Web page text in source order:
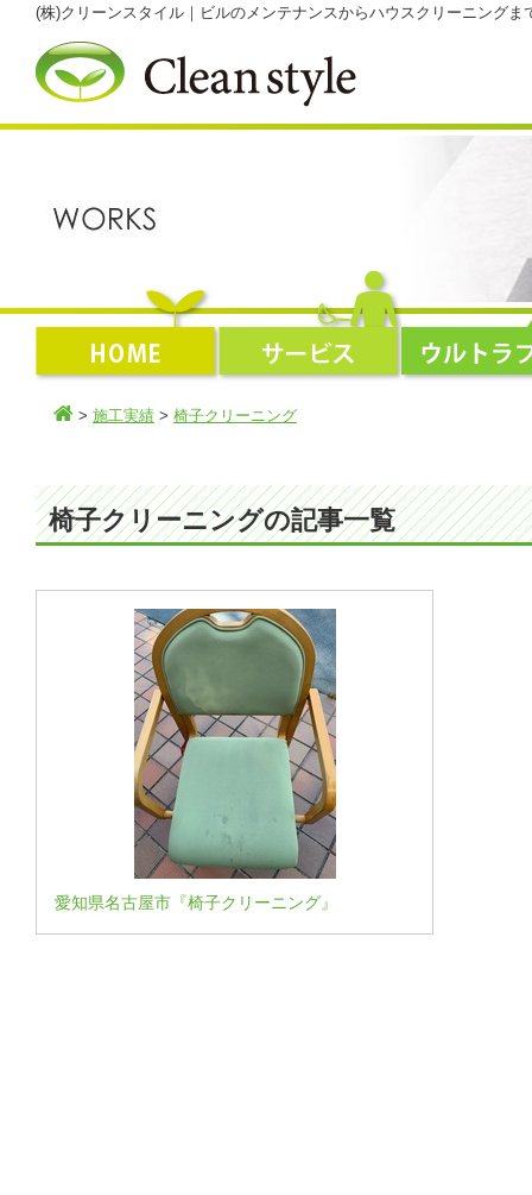
(株)クリーンスタイル｜ビルのメンテナンスからハウスクリーニング
> 施工実績 > 椅子クリーニング
椅子クリーニングの記事一覧
愛知県名古屋市『椅子クリーニング』